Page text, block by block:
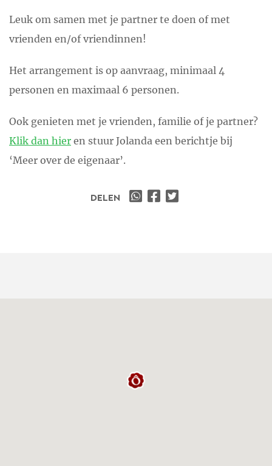
Leuk om samen met je partner te doen of met
vrienden en/of vriendinnen!
Het arrangement is op aanvraag, minimaal 4
personen en maximaal 6 personen.
Ook genieten met je vrienden, familie of je partner?
Klik dan hier en stuur Jolanda een berichtje bij
‘Meer over de eigenaar’.
DELEN